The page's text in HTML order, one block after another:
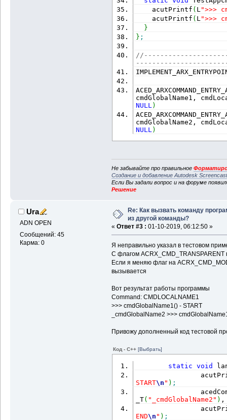
acutPrintf ( L">>>
acutPrintf ( L">>>
}
} ;
NULL)
NULL)
Не забывайте про правильное
Создание и добавление Autodesk
Если Вы задали вопрос и на форуме
Решение
Ura
ADN OPEN
Сообщений: 45
Карма: 0
Re: Как вызвать команду
из другой команды?
« Ответ #3 : 01-10-2019, 06:12:50 »
Я неправильно указал в тестовом
С флагом
Если я меняю флаг на
вызывается
Вот результат работы программы
Command: CMDLOCALNAME1
>>> cmdGlobalName1() - START
_cmdGlobalName2 >>>
Привожу дополненный код тестовой
Код - C++ [Выбрать]
static void
START\n " ) ;
_T( "_cmdGlobalName2" )
END\n " ) ;